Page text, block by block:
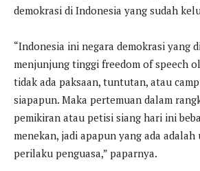
demokrasi di Indonesia yang sudah
“Indonesia ini negara demokrasi yang
menjunjung tinggi freedom of speech
tidak ada paksaan, tuntutan, atau
siapapun. Maka pertemuan dalam
pemikiran atau petisi siang hari ini
menekan, jadi apapun yang ada
perilaku penguasa,” paparnya.